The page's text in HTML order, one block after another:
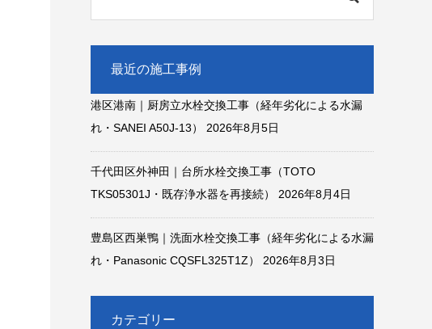
最近の施工事例
港区港南｜厨房立水栓交換工事（経年劣化による水漏
れ・SANEI A50J-13）
2026年8月5日
千代田区外神田｜台所水栓交換工事（TOTO
TKS05301J・既存浄水器を再接続）
2026年8月4日
豊島区西巣鴨｜洗面水栓交換工事（経年劣化による水漏
れ・Panasonic CQSFL325T1Z）
2026年8月3日
カテゴリー